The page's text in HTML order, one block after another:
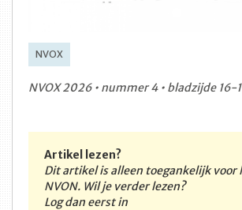
NVOX
NVOX 2026 • nummer 4 • bladzijde 16-
Artikel lezen?
Dit artikel is alleen toegankelijk voor
NVON. Wil je verder lezen?
Log dan eerst in